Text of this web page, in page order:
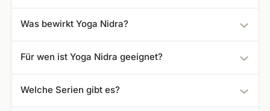
psychischer Schlafzustand zu verstehen. Erreicht wird
dieser durch die Lenkung von Energie im Körper,
Visualisierungen und Achtsamkeit.
Was bewirkt Yoga Nidra?
Seele perfekt entspannen und von der Umwelt
abschalten.
Für wen ist Yoga Nidra geeignet?
Stil für jedermann geeignet.
Welche Serien gibt es?